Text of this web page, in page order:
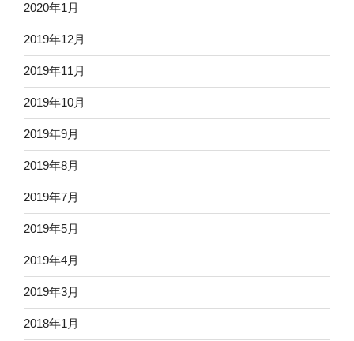
2020年1月
2019年12月
2019年11月
2019年10月
2019年9月
2019年8月
2019年7月
2019年5月
2019年4月
2019年3月
2018年1月